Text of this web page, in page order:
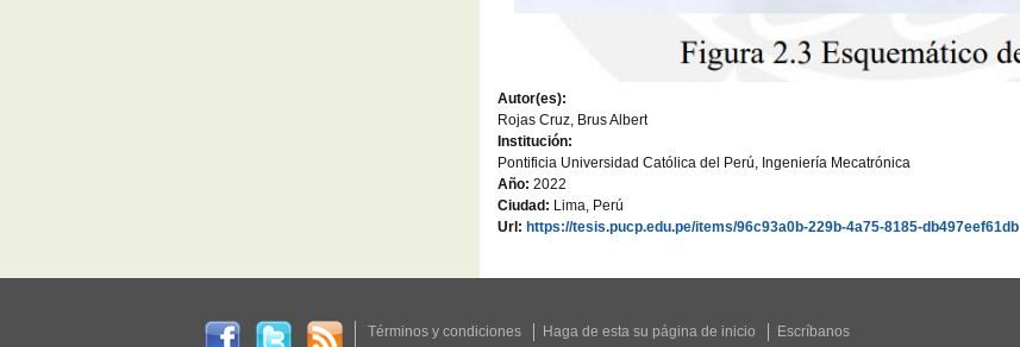
Autor(es):
Rojas Cruz, Brus Albert
Institución:
Pontificia Universidad Católica del Perú, Ingeniería Mecatrónica
Año: 2022
Ciudad: Lima, Perú
Url: https://tesis.pucp.edu.pe/items/96c93a0b-229b-4a75-8185-db497eef61db
Términos y condiciones Haga de esta su página de inicio
Escríbanos